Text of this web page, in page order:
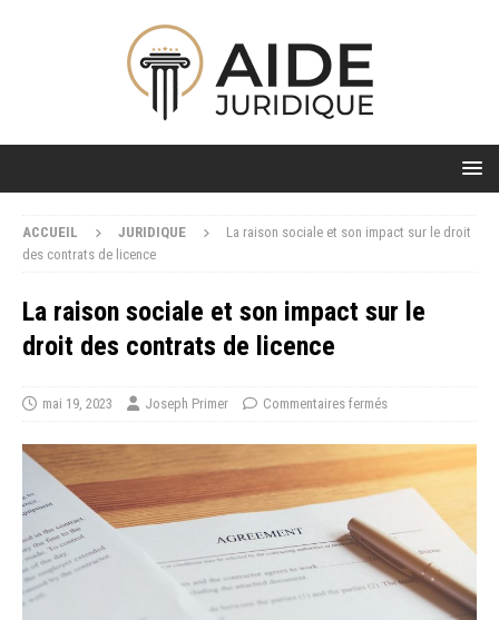
ACCUEIL JURIDIQUE
La raison sociale et son impact sur le droit
des contrats de licence
La raison sociale et son impact sur le
droit des contrats de licence
mai 19, 2023 Joseph Primer Commentaires fermés